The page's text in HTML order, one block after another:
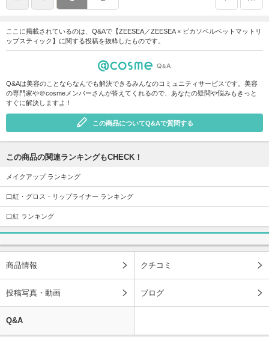
ここに掲載されているのは、Q&Aで【ZEESEA／ZEESEA × ピカソベルベットマットリ
ップスティック】に関する投稿を抜粋したものです。
Q&Aは美容のことならなんでも解決できるみんなのコミュニティサービスです。美容
の専門家や＠cosmeメンバーさんが答えてくれるので、あなたの疑問や悩みもきっと
すぐに解決しますよ！
この商品についてQ&Aで質問する
この商品の関連ランキングもCHECK！
メイクアップ ランキング
口紅・グロス・リップライナー ランキング
口紅 ランキング
商品情報 クチコミ
投稿写真・動画 ブログ
Q&A